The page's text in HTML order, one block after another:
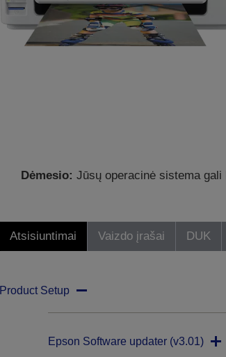
Dėmesio: Jūsų operacinė sistema
Atsisiuntimai Vaizdo įrašai DUK
Product Setup
Epson Software updater (v3.01)